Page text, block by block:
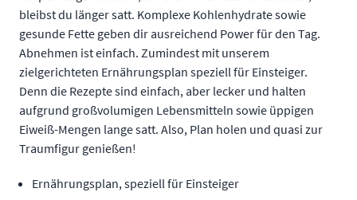
bleibst du länger satt. Komplexe Kohlenhydrate sowie
gesunde Fette geben dir ausreichend Power für den Tag.
Abnehmen ist einfach. Zumindest mit unserem
zielgerichteten Ernährungsplan speziell für Einsteiger.
Denn die Rezepte sind einfach, aber lecker und halten
aufgrund großvolumigen Lebensmitteln sowie üppigen
Eiweiß-Mengen lange satt. Also, Plan holen und quasi zur
Traumfigur genießen!
Ernährungsplan, speziell für Einsteiger